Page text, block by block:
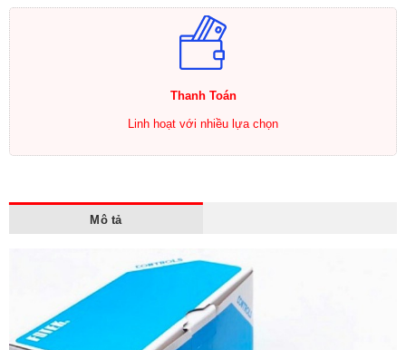
Thanh Toán
Linh hoạt với nhiều lựa chọn
Mô tả